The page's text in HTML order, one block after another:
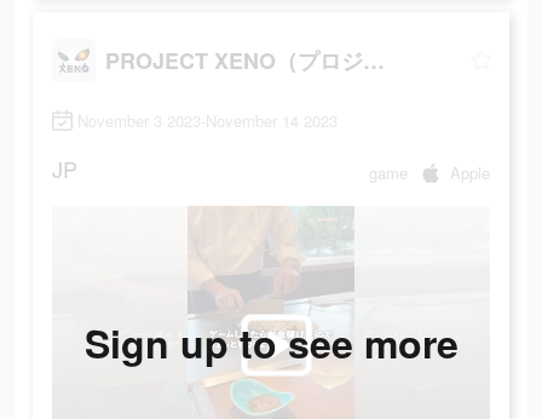
PROJECT XENO（プロジェクト ゼノ）
November 3 2023-November 14 2023
JP game Apple
Sign up to see more